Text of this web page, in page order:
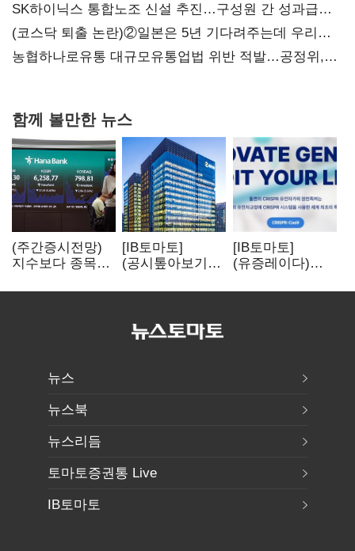
SK하이닉스 통합노조 신설 추진…구성원 간 성과급
불만 확산
(코스닥 퇴출 논란)②일본은 5년 기다려주는데 우리는
당장 퇴출?…시간만으론 부족한 코스닥 구하기
농협하나로유통 대규모유통업법 위반 적발…공정위,
함께 볼만한 뉴스
(주간증시전망)
지수보다 종목…
이어진다
[IB토마토]
(공시톺아보기)
바로 매출로
[IB토마토]
(유증레이다)
3분의 1 토막…
뉴스
뉴스북
뉴스리듬
토마토증권통 Live
IB토마토